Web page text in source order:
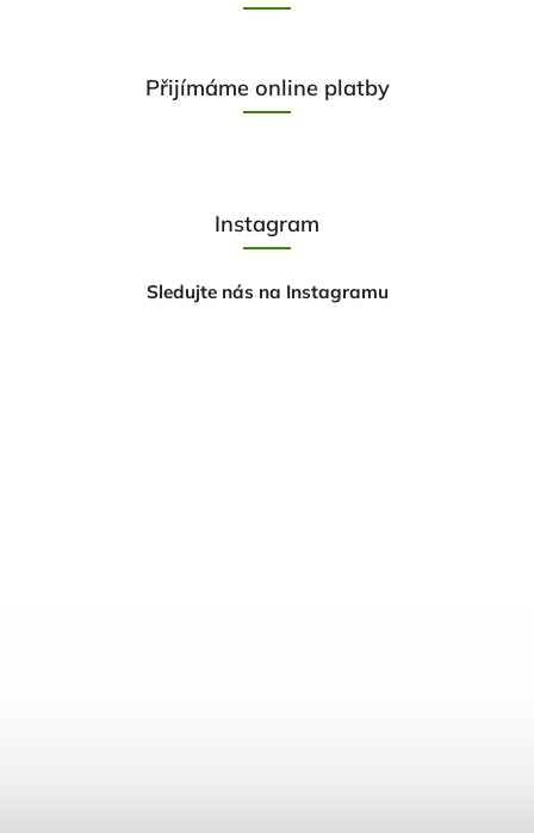
Přijímáme online platby
Instagram
Sledujte nás na Instagramu